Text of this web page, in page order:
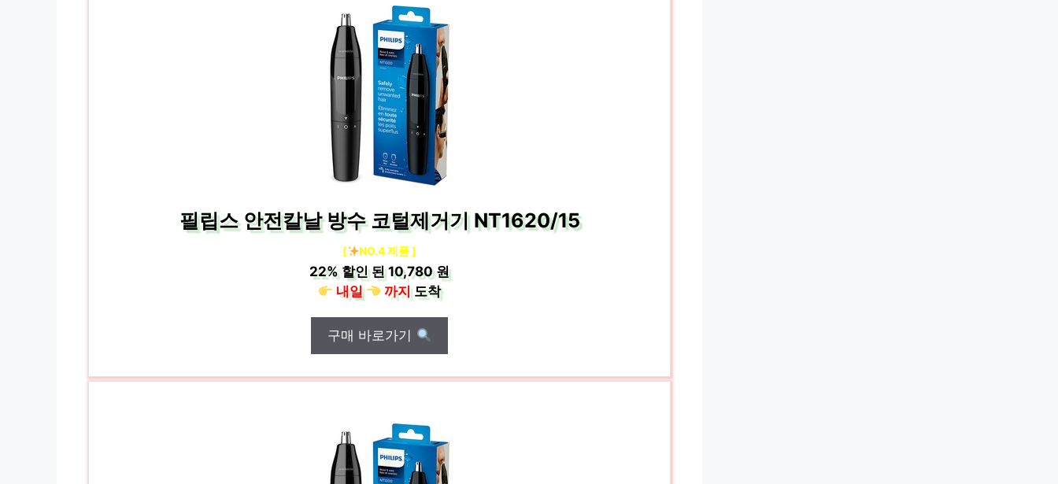
필립스 안전칼날 방수 코털제거기 NT1620/15
[ NO.4 제품 ]
22%할인 된10,780 원
내일
까지도착
구매 바로가기